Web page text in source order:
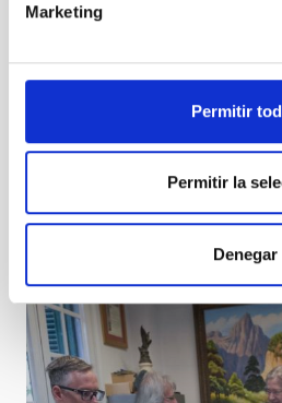
Marketing
Permitir
Permitir la
Denegar
Visit of the President of the
the Councillor for Innovation,